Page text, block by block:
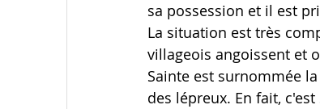
sa possession et il est
La situation est très
villageois angoissent et
Sainte est surnommée
des lépreux. En fait,